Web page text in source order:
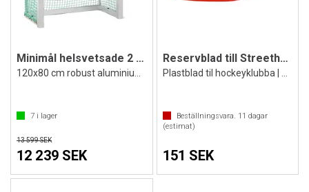
Minimål helsvetsade 2 st.
7 i lager
13 599 SEK
12 239 SEK
Reservblad till Streethockeyklubba Cup
Beställningsvara. 11 dagar
(estimat)
151 SEK